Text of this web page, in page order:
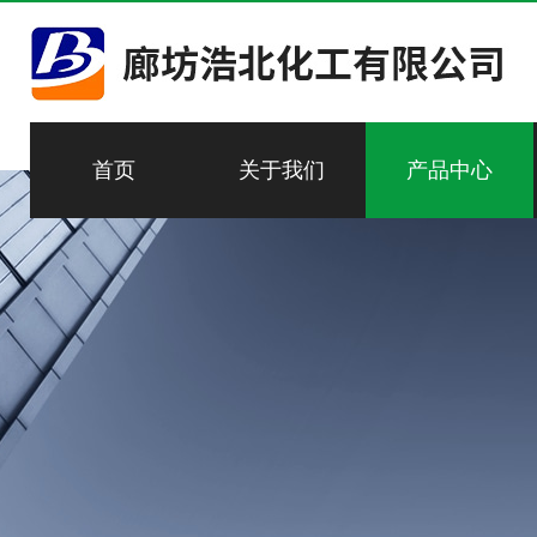
首页 关于我们 产品中心